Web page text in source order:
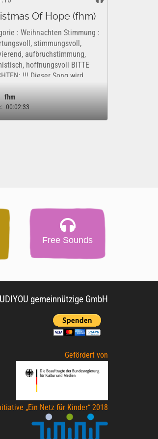
Of Hope (fhm)
: Weihnachten Stimmung :
stimmungsvoll,
aufbruchstimmung,
hoffnungsvoll BITTE
!!! Dieser Song wird
nur kostenfrei und...
fhm
00:02:33
Free Sounds
gemeinnützige GmbH
Gefördert von
„Ein Netz für Kinder“ 2018